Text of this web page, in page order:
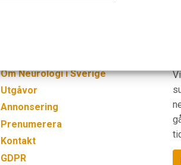
Om Neurologi i Sverige
Utgåvor
Annonsering
Prenumerera
Kontakt
GDPR